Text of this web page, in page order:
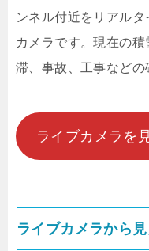
ンネル付近をリアル
カメラです。現在の
滞、事故、工事などの
ライブカメラを
ライブカメラから